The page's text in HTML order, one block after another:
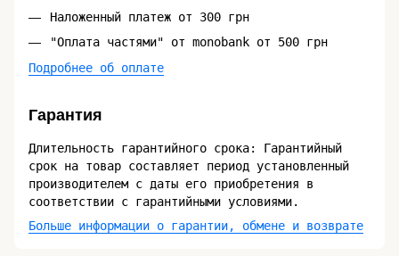
Наложенный платеж от 300 грн
"Оплата частями" от monobank от 500 грн
Подробнее об оплате
Гарантия
Длительность гарантийного срока: Гарантийный
срок на товар составляет период установленный
производителем с даты его приобретения в
соответствии с гарантийными условиями.
Больше информации о гарантии, обмене и возврате